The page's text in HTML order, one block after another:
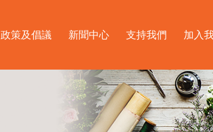
政策及倡議 新聞中心 支持我們 加入